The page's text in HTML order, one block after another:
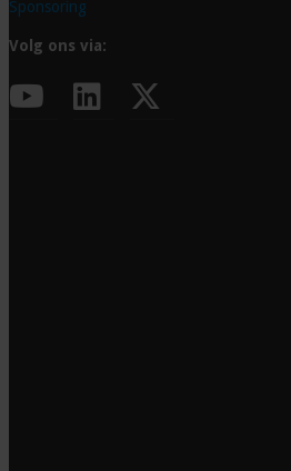
Sponsoring
Volg ons via: